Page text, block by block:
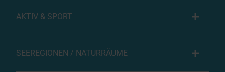
AKTIV & SPORT
SEEREGIONEN / NATURRÄUME